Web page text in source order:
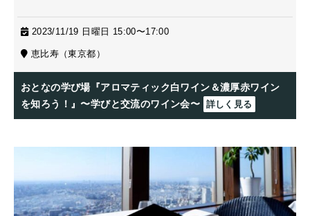
2023/11/19 日曜日 15:00〜17:00
恵比寿（東京都）
おとなの学び場『アロマティック白ワイン＆濃厚赤ワイン
を知ろう！』〜学びと交流のワイン会〜 詳しく見る